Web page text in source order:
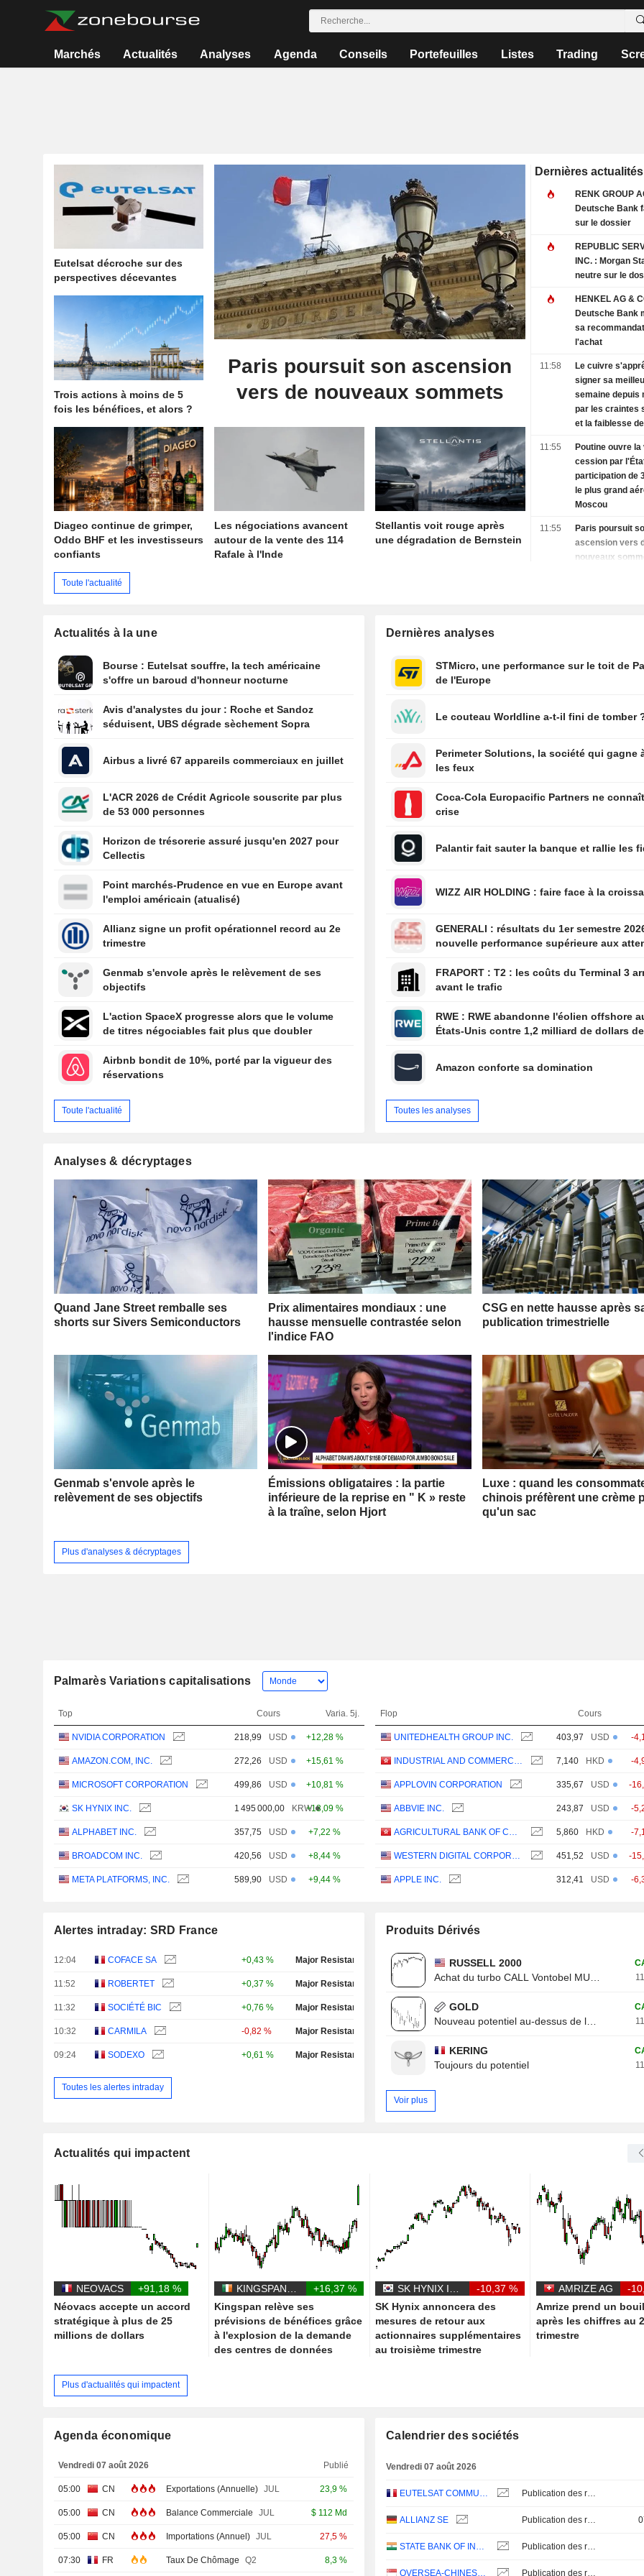
Marchés Actualités Analyses Agenda Conseils Portefeuilles Listes Trading
Eutelsat décroche sur des
perspectives décevantes
Trois actions à moins de 5
fois les bénéfices, et alors ?
Paris poursuit son ascension
vers de nouveaux sommets
Diageo continue de grimper,
Oddo BHF et les investisseurs
confiants
Les négociations avancent
autour de la vente des 114
Rafale à l'Inde
Stellantis voit rouge après
une dégradation de Bernstein
Dernières actualités
RENK GROUP
Deutsche Bank
sur le dossier
REPUBLIC
INC. : Morgan Stanley
neutre sur le
HENKEL AG &
Deutsche Bank
sa
l'achat
11:58
Le cuivre
signer sa
semaine depuis
par les craintes
et la faiblesse
11:55
Poutine ouvre la
cession par
participation de
le plus grand
Moscou
11:55
Paris poursuit
ascension vers
nouveaux
11:55
Sécheresse:
11:52
STELLANTIS N.V.
Technology
de serveurs IA
Toute l'actualité
Actualités à la une
Bourse : Eutelsat souffre, la tech américaine
s'offre un baroud d'honneur nocturne
Avis d'analystes du jour : Roche et Sandoz
séduisent, UBS dégrade sèchement Sopra
Airbus a livré 67 appareils commerciaux en juillet
L'ACR 2026 de Crédit Agricole souscrite par plus
de 53 000 personnes
Horizon de trésorerie assuré jusqu'en 2027 pour
Cellectis
Point marchés-Prudence en vue en Europe avant
l'emploi américain (atualisé)
Allianz signe un profit opérationnel record au 2e
trimestre
Genmab s'envole après le relèvement de ses
objectifs
L'action SpaceX progresse alors que le volume
de titres négociables fait plus que doubler
Airbnb bondit de 10%, porté par la vigueur des
réservations
Toute l'actualité
Dernières analyses
STMicro, une performance sur le toit de
de l'Europe
Le couteau Worldline a-t-il fini de tomber
Perimeter Solutions, la société qui gagne
les feux
Coca-Cola Europacific Partners ne
crise
Palantir fait sauter la banque et rallie les
WIZZ AIR HOLDING : faire face à la
GENERALI : résultats du 1er semestre 2026 : une
nouvelle performance supérieure aux
FRAPORT : T2 : les coûts du Terminal 3 arrivent
avant le trafic
RWE : RWE abandonne l'éolien offshore aux
États-Unis contre 1,2 milliard de dollars de
Amazon conforte sa domination
Toutes les analyses
Analyses & décryptages
Quand Jane Street remballe ses
shorts sur Sivers Semiconductors
Prix alimentaires mondiaux : une
hausse mensuelle contrastée selon
l'indice FAO
CSG en nette hausse après
publication trimestrielle
Genmab s'envole après le
relèvement de ses objectifs
Émissions obligataires : la partie
inférieure de la reprise en " K » reste
à la traîne, selon Hjort
Luxe : quand les
chinois préfèrent une crème
qu'un sac
Plus d'analyses & décryptages
Palmarès Variations capitalisations
Top Cours Varia. 5j.
NVIDIA CORPORATION 218,99 USD +12,28 %
AMAZON.COM, INC. 272,26 USD +15,61 %
MICROSOFT CORPORATION 499,86 USD +10,81 %
SK HYNIX INC. 1 495 000,00 KRW+13,09 %
ALPHABET INC. 357,75 USD +7,22 %
BROADCOM INC. 420,56 USD +8,44 %
META PLATFORMS, INC. 589,90 USD +9,44 %
Flop Cours
UNITEDHEALTH GROUP INC. 403,97 USD -
7,140 HKD -
APPLOVIN CORPORATION 335,67 USD -
ABBVIE INC. 243,87 USD -
5,860 HKD -
451,52 USD -
APPLE INC. 312,41 USD -
Alertes intraday: SRD France
12:04 COFACE SA +0,43 % Major Resistance Test
11:52 ROBERTET +0,37 % Major Resistance Test
11:32 SOCIÉTÉ BIC +0,76 % Major Resistance Test
10:32 CARMILA -0,82 % Major Resistance Test
09:24 SODEXO +0,61 % Major Resistance Test
Toutes les alertes intraday
Produits Dérivés
RUSSELL 2000
Achat du turbo CALL Vontobel MU13V
GOLD
Nouveau potentiel au-dessus de la résistance
KERING
Toujours du potentiel
Voir plus
Actualités qui impactent
NEOVACS
+91,18 %
Néovacs accepte un accord
stratégique à plus de 25
millions de dollars
+16,37 %
Kingspan relève ses
prévisions de bénéfices grâce
à l'explosion de la demande
des centres de données
-10,37 %
SK Hynix annoncera des
mesures de retour aux
actionnaires supplémentaires
au troisième trimestre
AMRIZE AG
-
Amrize prend un
après les chiffres au
trimestre
Plus d'actualités qui impactent
Agenda économique
Vendredi 07 août 2026 Publié
05:00 CN Exportations (Annuelle) JUL 23,9 %
05:00 CN Balance Commerciale JUL $ 112 Md
05:00 CN Importations (Annuel) JUL 27,5 %
07:30 FR Taux De Chômage Q2 8,3 %
Calendrier des sociétés
Vendredi 07 août 2026
EUTELSAT COMMUNICATIONS Publication des résultats - Annuel 2026
ALLIANZ SE Publication des résultats - Q2 2026
STATE BANK OF INDIA Publication des résultats - Q1 2027
OVERSEA-CHINESE BANKING CORPORATION LIMITED Publication des résultats - Q2 2026